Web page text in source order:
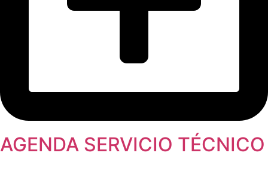
AGENDA SERVICIO TÉCNICO